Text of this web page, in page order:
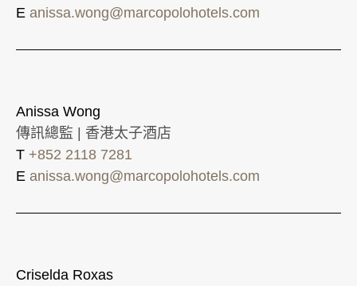
E anissa.wong@marcopolohotels.com
Anissa Wong
傳訊總監 | 香港太子酒店
T +852 2118 7281
E anissa.wong@marcopolohotels.com
Criselda Roxas